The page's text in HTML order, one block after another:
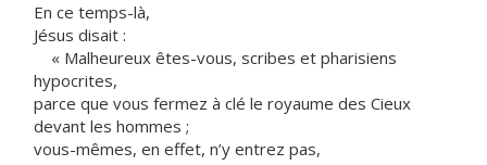
En ce temps-là,
Jésus disait :
« Malheureux êtes-vous, scribes et pharisiens
hypocrites,
parce que vous fermez à clé le royaume des Cieux
devant les hommes ;
vous-mêmes, en effet, n’y entrez pas,